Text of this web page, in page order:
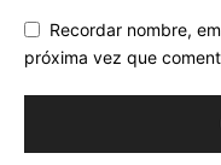
Recordar nombre,
próxima vez que